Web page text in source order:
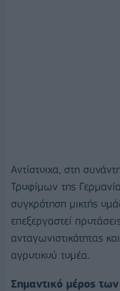
Αντίστοιχα, στη
Τροφίμων της
συγκρότηση μικτής
επεξεργαστεί
ανταγωνιστικότητας
αγροτικού τομέα.
Σημαντικό μέρος